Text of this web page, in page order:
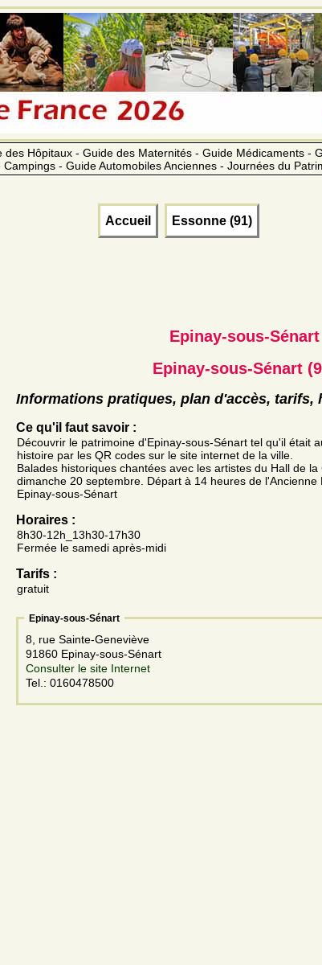
Hôpitaux - Guide des Maternités - Guide Médicaments -
- Guide Automobiles Anciennes - Journées du
Accueil Essonne (91)
Epinay-sous-Sénart
Epinay-sous-Sénart
Informations pratiques, plan d'accès, tarifs,
Ce qu'il faut savoir :
Découvrir le patrimoine d'Epinay-sous-Sénart tel qu'il était
histoire par les QR codes sur le site internet de la ville.
Balades historiques chantées avec les artistes du Hall de
dimanche 20 septembre. Départ à 14 heures de
Epinay-sous-Sénart
Horaires :
8h30-12h_13h30-17h30
Fermée le samedi après-midi
Tarifs :
gratuit
Epinay-sous-Sénart
8, rue Sainte-Geneviève
91860 Epinay-sous-Sénart
Consulter le site Internet
Tel.: 0160478500